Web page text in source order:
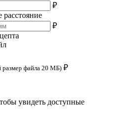
₽
₽
размер файла 20 МБ) ₽
увидеть доступные